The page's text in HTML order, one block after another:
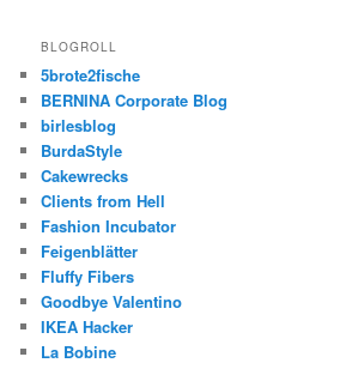
BLOGROLL
5brote2fische
BERNINA Corporate Blog
birlesblog
BurdaStyle
Cakewrecks
Clients from Hell
Fashion Incubator
Feigenblätter
Fluffy Fibers
Goodbye Valentino
IKEA Hacker
La Bobine